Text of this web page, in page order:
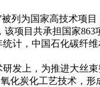
为国家高技术项目
项目共承担国家
计，中国石化碳纤
上，为推进大丝束
炭化工艺技术，形